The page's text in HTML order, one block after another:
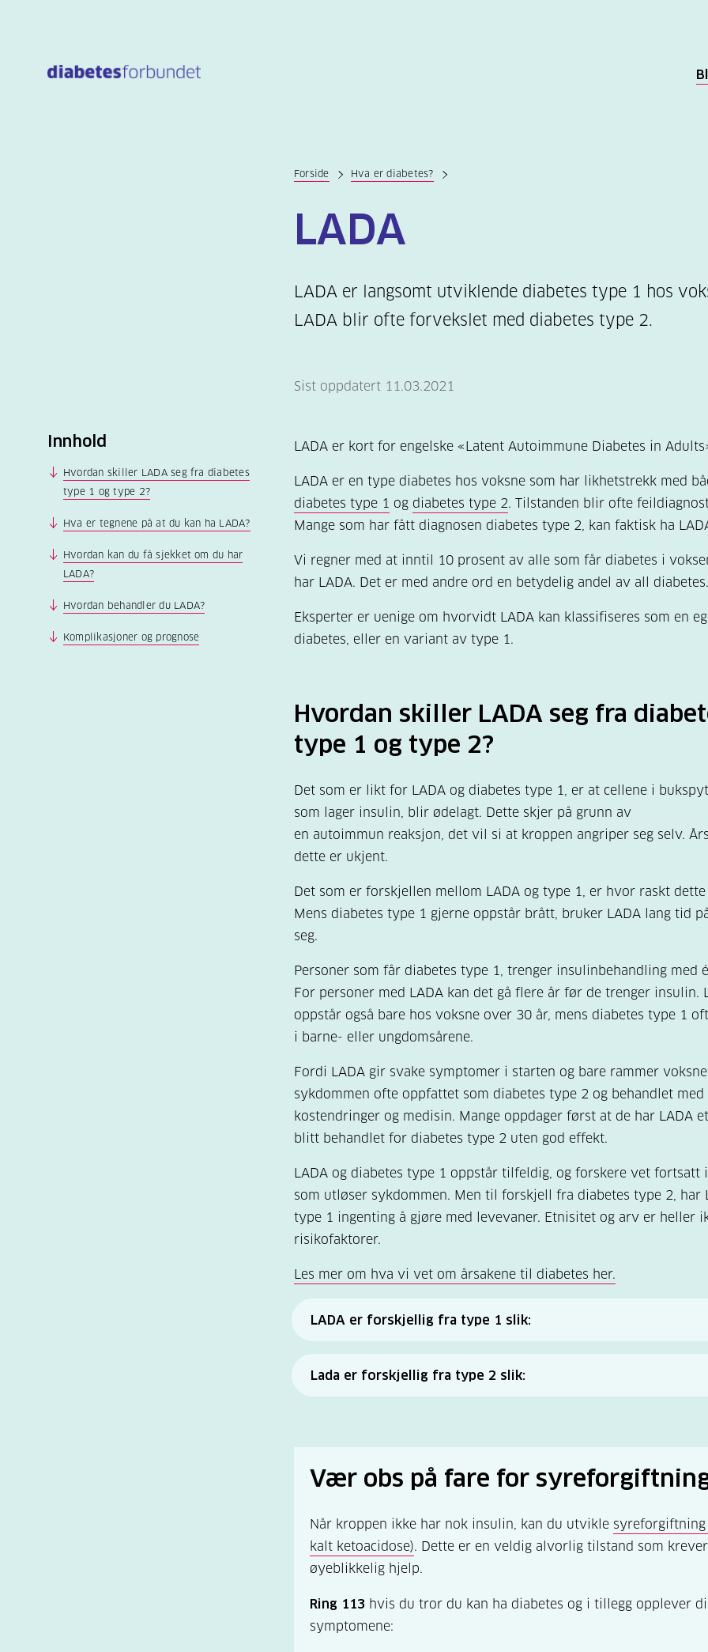
Forside Hva er diabetes?
LADA
LADA er langsomt utviklende diabetes type 1 hos
LADA blir ofte forvekslet med diabetes type 2.
Sist oppdatert 11.03.2021
Innhold
Hvordan skiller LADA seg fra diabetes
type 1 og type 2?
Hva er tegnene på at du kan ha LADA?
Hvordan kan du få sjekket om du har
LADA?
Hvordan behandler du LADA?
Komplikasjoner og prognose
LADA er kort for engelske «Latent Autoimmune Diabetes in
LADA er en type diabetes hos voksne som har likhetstrekk med
diabetes type 1 og diabetes type 2. Tilstanden blir ofte
Mange som har fått diagnosen diabetes type 2, kan faktisk ha
Vi regner med at inntil 10 prosent av alle som får diabetes i
har LADA. Det er med andre ord en betydelig andel av all diabetes.
Eksperter er uenige om hvorvidt LADA kan klassifiseres som en
diabetes, eller en variant av type 1.
Hvordan skiller LADA seg fra
type 1 og type 2?
Det som er likt for LADA og diabetes type 1, er at cellene i
som lager insulin, blir ødelagt. Dette skjer på grunn av
en autoimmun reaksjon, det vil si at kroppen angriper seg selv.
dette er ukjent.
Det som er forskjellen mellom LADA og type 1, er hvor raskt dette
Mens diabetes type 1 gjerne oppstår brått, bruker LADA lang tid
seg.
Personer som får diabetes type 1, trenger insulinbehandling med
For personer med LADA kan det gå flere år før de trenger insulin.
oppstår også bare hos voksne over 30 år, mens diabetes type 1
i barne- eller ungdomsårene.
Fordi LADA gir svake symptomer i starten og bare rammer
sykdommen ofte oppfattet som diabetes type 2 og behandlet med
kostendringer og medisin. Mange oppdager først at de har LADA
blitt behandlet for diabetes type 2 uten god effekt.
LADA og diabetes type 1 oppstår tilfeldig, og forskere vet fortsatt
som utløser sykdommen. Men til forskjell fra diabetes type 2, har
type 1 ingenting å gjøre med levevaner. Etnisitet og arv er heller
risikofaktorer.
Les mer om hva vi vet om årsakene til diabetes her.
LADA er forskjellig fra type 1 slik:
gir svake symptomer og lite blodsukkerøkning i starten
Lada er forskjellig fra type 2 slik:
insulinproduserende celler blir ødelagt, LADA må behandles
kan gi syreforgiftning når insulinproduksjonen stopper.
Vær obs på fare for
Når kroppen ikke har nok insulin, kan du utvikle syreforgiftning
kalt ketoacidose). Dette er en veldig alvorlig tilstand som krever
øyeblikkelig hjelp.
Ring 113 hvis du tror du kan ha diabetes og i tillegg opplever
symptomene: